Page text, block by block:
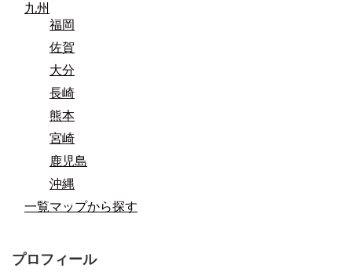
九州
福岡
佐賀
大分
長崎
熊本
宮崎
鹿児島
沖縄
一覧マップから探す
プロフィール